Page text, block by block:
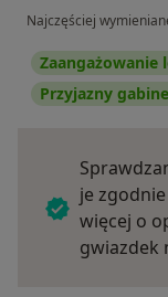
Najczęściej
Zaangażowanie
Przyjazny
je
więcej o
gwiazdek